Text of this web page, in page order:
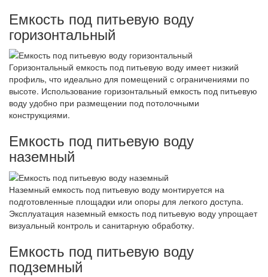
Емкость под питьевую воду
горизонтальный
Горизонтальный емкость под питьевую воду имеет низкий
профиль, что идеально для помещений с ограничениями по
высоте. Использование горизонтальный емкость под питьевую
воду удобно при размещении под потолочными
конструкциями.
Емкость под питьевую воду
наземный
Наземный емкость под питьевую воду монтируется на
подготовленные площадки или опоры для легкого доступа.
Эксплуатация наземный емкость под питьевую воду упрощает
визуальный контроль и санитарную обработку.
Емкость под питьевую воду
подземный